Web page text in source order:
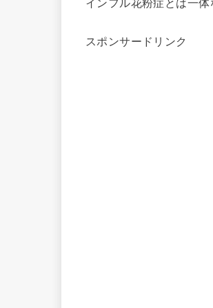
インフル花粉症とは一体
スポンサードリンク